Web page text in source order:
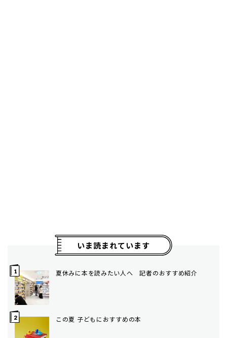
いま読まれています
夏休みに本を読みたい人へ 記者のおすすめ紹介
この夏 子どもにおすすめの本